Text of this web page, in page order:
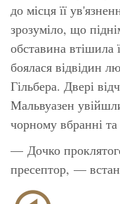
до місця її
зрозуміло, що
обставина втішила
боялася відвідин
Гільбера. Двері
Мальвуазен
чорному вбранні
— Дочко
пресептор, —